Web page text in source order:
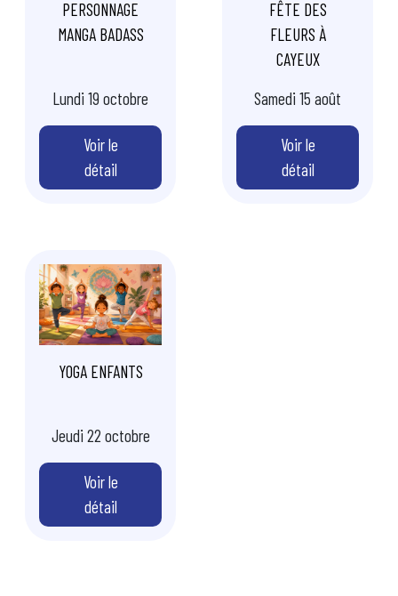
PERSONNAGE
MANGA BADASS
Lundi 19 octobre
Voir le
détail
FÊTE DES
FLEURS À
CAYEUX
Samedi 15 août
Voir le
détail
Image
YOGA ENFANTS
Jeudi 22 octobre
Voir le
détail